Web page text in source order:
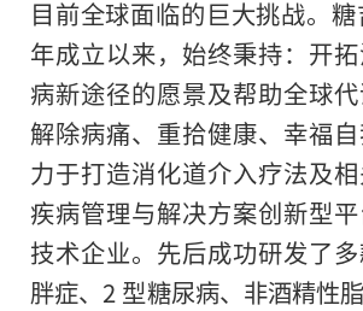
目前全球面临的巨大挑战。
年成立以来，始终秉持：开
病新途径的愿景及帮助全球
解除病痛、重拾健康、幸福
力于打造消化道介入疗法及相
疾病管理与解决方案创新型平
技术企业。先后成功研发了
胖症、2 型糖尿病、非酒精性